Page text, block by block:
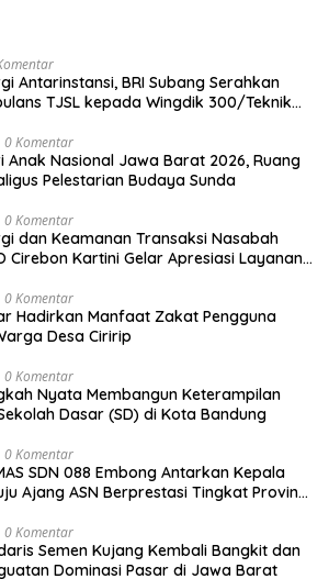
Antarinstansi, BRI Subang Serahkan
TJSL kepada Wingdik 300/Teknik
0 Komentar
Anak Nasional Jawa Barat 2026, Ruang
Pelestarian Budaya Sunda
0 Komentar
dan Keamanan Transaksi Nasabah
Cirebon Kartini Gelar Apresiasi Layanan
0 Komentar
Hadirkan Manfaat Zakat Pengguna
Desa Ciririp
0 Komentar
Nyata Membangun Keterampilan
Dasar (SD) di Kota Bandung
0 Komentar
SDN 088 Embong Antarkan Kepala
Ajang ASN Berprestasi Tingkat Provinsi
0 Komentar
Semen Kujang Kembali Bangkit dan
Dominasi Pasar di Jawa Barat